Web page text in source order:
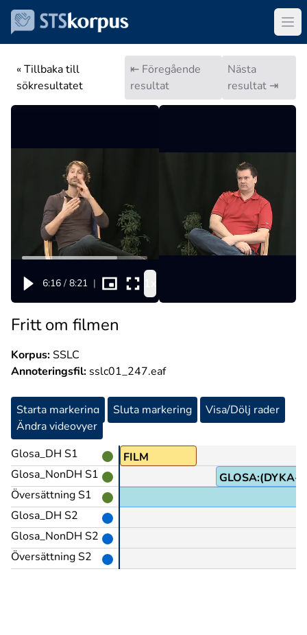
« Tillbaka till
sökresultatet
⇤ Föregående
resultat
Nästa
resultat ⇥
6:16 / 8:21 |
Fritt om filmen
Korpus:SSLC
Annoteringsfil: sslc01_247.eaf
Starta markering Sluta markering
Visa/Dölj rader
Ändra videovyer
Glosa_DH S1
Glosa_NonDH S1
Översättning S1
Glosa_DH S2
Glosa_NonDH S2
Översättning S2
FILM
GLOSA:(DYKA-